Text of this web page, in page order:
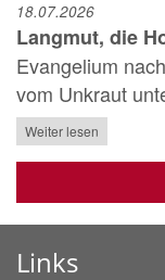
18.07.2026
Langmut, die
Evangelium
vom Unkraut
Weiter lesen
Links